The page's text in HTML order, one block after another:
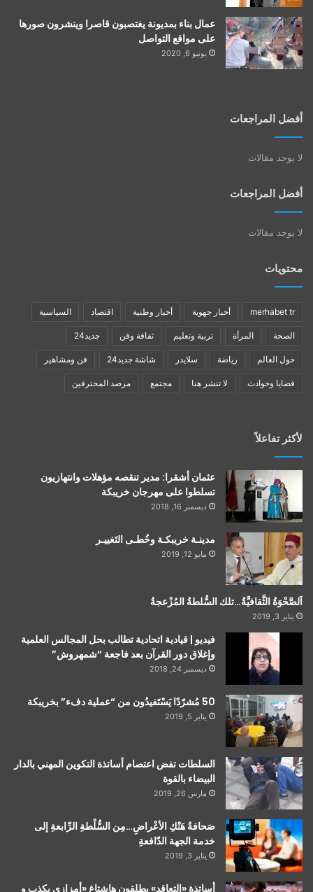
عمال بناء بمديونة يغتصبون قاصرا وينشرون صورها
على مواقع التواصل
يونيو 6, 2020
أفضل المراجعات
لا يوجد مقالات
أفضل المراجعات
لا يوجد مقالات
محتويات
merhabet tr أخبار جهوية أخبار وطنية اقتصاد السياسية
الصحة المرأة تربية وتعليم ثقافة وفن جديد24
حول العالم رياضة سلايدر شاشة جديد24 فن ومشاهير
قضايا وحوادث لا تنشر هنا مجتمع مرصد المحترفين
لأكثر تفاعلاً
عثمان أشقرا: مدير تنقصه مؤهلات وانتهازيون
تسلطوا على مهرجان خريبكة
ديسمبر 16, 2018
مدينـة خريبكـة وخُطـى التَغييـر
مايو 12, 2019
اَلصَّحْوَةُ الثَّقافيَّةُ…تلك السُّلطةُ المُزْعجةُ
يناير 3, 2019
فيديو | قيادية اتحادية تطالب بحل المجالس العلمية
وإغلاق دور القرآن بعد فاجعة “شمهروش”
ديسمبر 24, 2018
50 مُشرّدًا يَسْتَفيدُون من “عملية دفء” بخريبكة
يناير 5, 2019
السلطات تفض اعتصام أساتذة التكوين المهني بالدار
البيضاء بالقوة
مارس 26, 2019
صَحافةُ هَتْكِ الأعْراضِ…مِن السُّلْطةِ الرِّابعةِ إلى
خدمة الجهة الدّافعةِ
يناير 3, 2019
أساتذة «التعاقد» يطلقون هاشتاغ «أمزازي يكذب و